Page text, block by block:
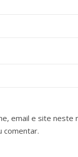
email e site neste
comentar.